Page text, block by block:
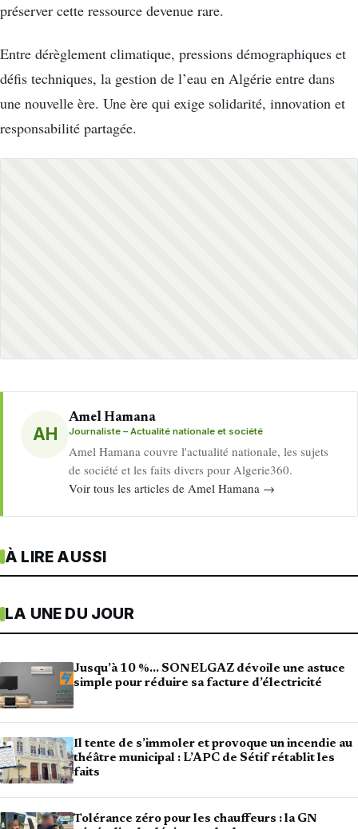
préserver cette ressource devenue rare.
Entre dérèglement climatique, pressions démographiques et
défis techniques, la gestion de l’eau en Algérie entre dans
une nouvelle ère. Une ère qui exige solidarité, innovation et
responsabilité partagée.
AH
Amel Hamana
Journaliste – Actualité nationale et société
Amel Hamana couvre l'actualité nationale, les sujets
de société et les faits divers pour Algerie360.
Voir tous les articles de Amel Hamana →
À LIRE AUSSI
LA UNE DU JOUR
Jusqu’à 10 %… SONELGAZ dévoile une astuce
simple pour réduire sa facture d’électricité
Il tente de s’immoler et provoque un incendie au
théâtre municipal : L’APC de Sétif rétablit les
faits
Tolérance zéro pour les chauffeurs : la GN